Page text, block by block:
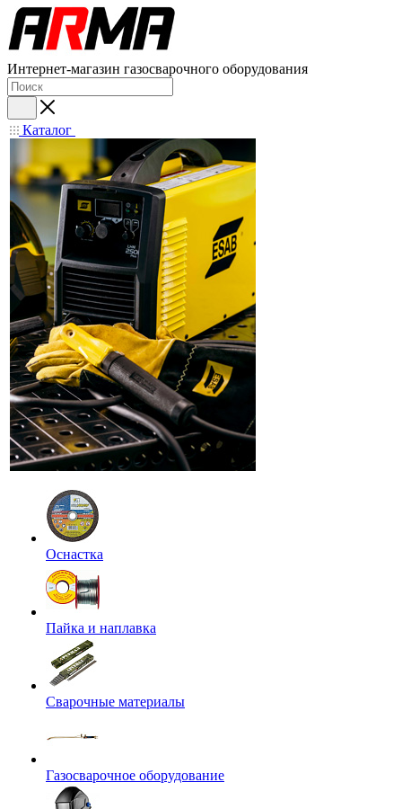
Интернет-магазин газосварочного оборудования
Каталог
Оснастка
Пайка и наплавка
Сварочные материалы
Газосварочное оборудование